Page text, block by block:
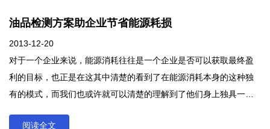
油品检测方案助企业节省能源耗损
2013-12-20
对于一个企业来说，能源消耗往往是一个企业是否可以获取最终盈
利的目标，也正是在这其中清楚的看到了在能源消耗本身的这种独
有的模式，而我们也或许就可以清楚的理解到了他们身上独具一格
阅读全文